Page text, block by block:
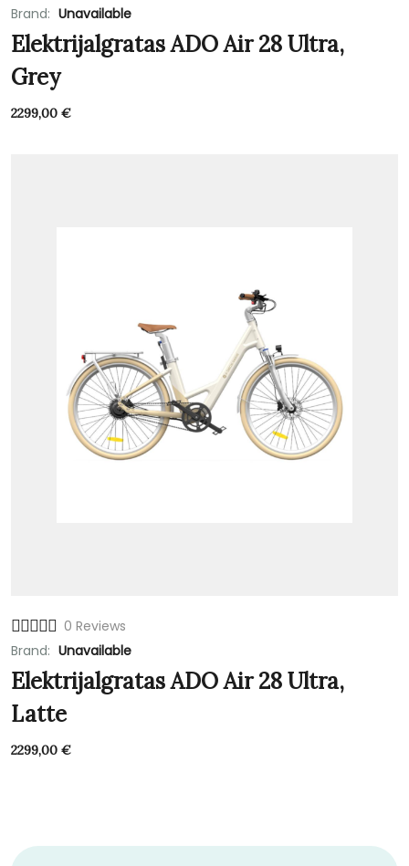
Brand: Unavailable
Elektrijalgratas ADO Air 28 Ultra,
Grey
2299,00 €
0 Reviews
Brand: Unavailable
Elektrijalgratas ADO Air 28 Ultra,
Latte
2299,00 €